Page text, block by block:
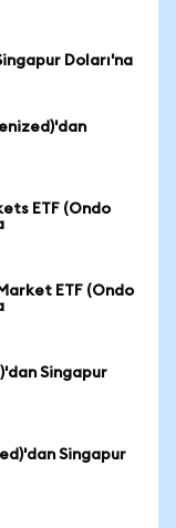
Doları'na
ETF (Ondo
ETF (Ondo
Singapur
Singapur